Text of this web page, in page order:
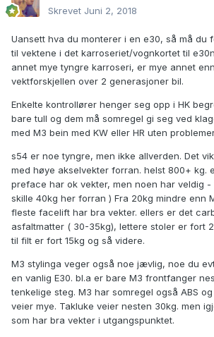
Skrevet Juni 2, 2018
Uansett hva du monterer i en e30, så må du
til vektene i det karroseriet/vognkortet til
annet mye tyngre karroseri, er mye annet
vektforskjellen over 2 generasjoner bil.
Enkelte kontrollører henger seg opp i HK
bare tull og dem må somregel gi seg ved
med M3 bein med KW eller HR uten
s54 er noe tyngre, men ikke allverden. Det
med høye akselvekter forran. helst 800+ kg.
preface har ok vekter, men noen har veldig
skille 40kg her forran ) Fra 20kg mindre enn
fleste facelift har bra vekter. ellers er det
asfaltmatter ( 30-35kg), lettere stoler er fort
til filt er fort 15kg og så videre.
M3 stylinga veger også noe jævlig, noe du
en vanlig E30. bl.a er bare M3 frontfanger
tenkelige steg. M3 har somregel også ABS
veier mye. Takluke veier nesten 30kg. men
som har bra vekter i utgangspunktet.